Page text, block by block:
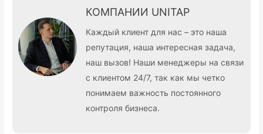
КОМПАНИИ UNITAP
Каждый клиент для нас – это наша
репутация, наша интересная задача,
наш вызов! Наши менеджеры на связи
с клиентом 24/7, так как мы четко
понимаем важность постоянного
контроля бизнеса.